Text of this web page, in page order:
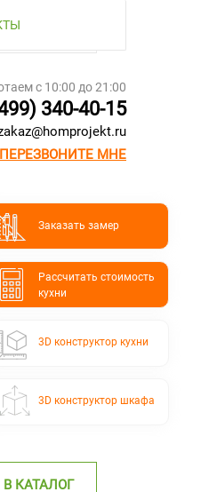
с 10:00 до 21:00
340-40-15
ПЕРЕЗВОНИТЕ МНЕ
Заказать замер
Расcчитать стоимость
кухни
3D конструктор кухни
3D конструктор шкафа
КАТАЛОГ